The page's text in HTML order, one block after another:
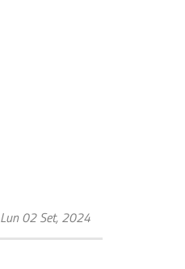
Lun 02 Set, 2024